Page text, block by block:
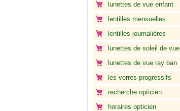
lunettes de vue enfant
lentilles mensuelles
lentilles journalières
lunettes de soleil de vue
lunettes de vue ray ban
les verres progressifs
recherche opticien
horaires opticien